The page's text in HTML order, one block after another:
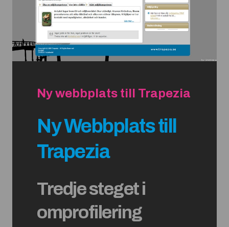
Ny webbplats till Trapezia
Ny Webbplats till
Trapezia
Tredje steget i
omprofilering